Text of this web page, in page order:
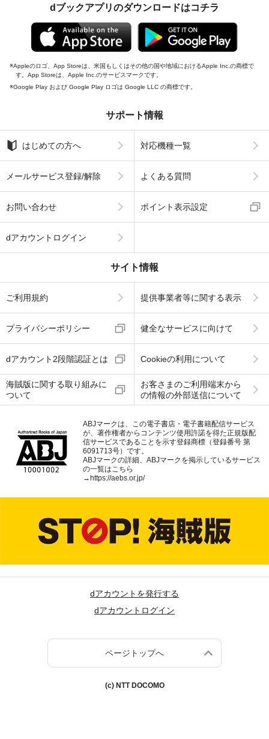
dブックアプリのダウンロードはコチラ
Appleのロゴ、App Storeは、米国もしくはその他の国や地域におけるApple Inc.の商標で
す。App Storeは、Apple Inc.のサービスマークです。
Google Play および Google Play ロゴは Google LLC の商標です。
サポート情報
はじめての方へ 対応機種一覧
メールサービス登録/解除 よくある質問
お問い合わせ ポイント表示設定
dアカウントログイン
サイト情報
ご利用規約 提供事業者等に関する表示
プライバシーポリシー 健全なサービスに向けて
dアカウント2段階認証とは Cookieの利用について
海賊版に関する取り組みに
ついて
お客さまのご利用端末から
の情報の外部送信について
ABJマークは、この電子書店・電子書籍配信サービス
が、著作権者からコンテンツ使用許諾を得た正規版配
信サービスであることを示す登録商標（登録番号 第
6091713号）です。
ABJマークの詳細、ABJマークを掲示しているサービス
の一覧はこちら
→ https://aebs.or.jp/
dアカウントを発行する
dアカウントログイン
ページトップへ
(c) NTT DOCOMO